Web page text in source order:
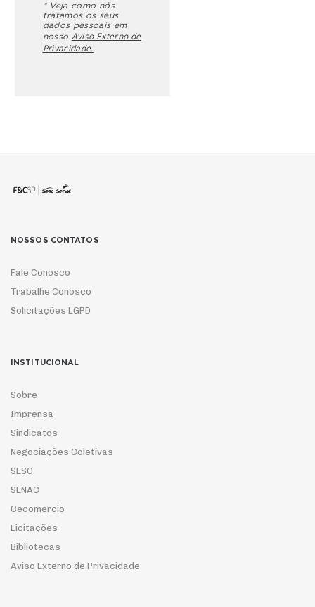
* Veja como nós
tratamos os seus
dados pessoais em
nosso Aviso Externo de
Privacidade.
NOSSOS CONTATOS
Fale Conosco
Trabalhe Conosco
Solicitações LGPD
INSTITUCIONAL
Sobre
Imprensa
Sindicatos
Negociações Coletivas
SESC
SENAC
Cecomercio
Licitações
Bibliotecas
Aviso Externo de Privacidade